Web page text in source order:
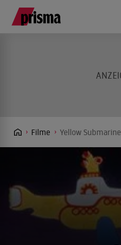
Filme Yellow Submarine